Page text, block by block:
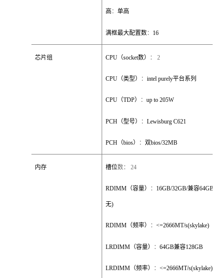
高 ：单高
满框最大配置数： 16
芯片组 CPU （socket数） ： 2
CPU （类型） ：intel purely平台系列
CPU （TDP） ：up to 205W
PCH （型号） ：Lewisburg C621
PCH （bios） ：双bios/32MB
内存 槽位数： 24
RDIMM （容量） ： 16GB/32GB/兼容
无)
RDIMM （频率） ：<=2666MT/s(skylake)
LRDIMM （容量） ：64GB兼容128GB
LRDIMM （频率） ：<=2666MT/s(skylake)